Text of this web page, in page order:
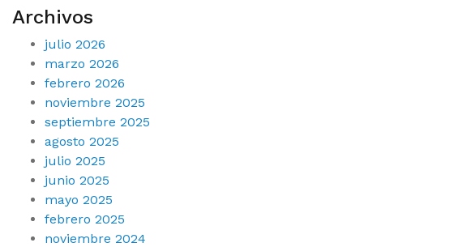
Archivos
julio 2026
marzo 2026
febrero 2026
noviembre 2025
septiembre 2025
agosto 2025
julio 2025
junio 2025
mayo 2025
febrero 2025
noviembre 2024